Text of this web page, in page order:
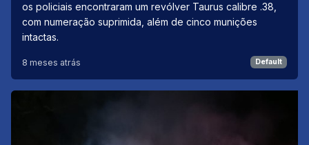
os policiais encontraram um revólver Taurus calibre .38,
com numeração suprimida, além de cinco munições
intactas.
8 meses atrás Default